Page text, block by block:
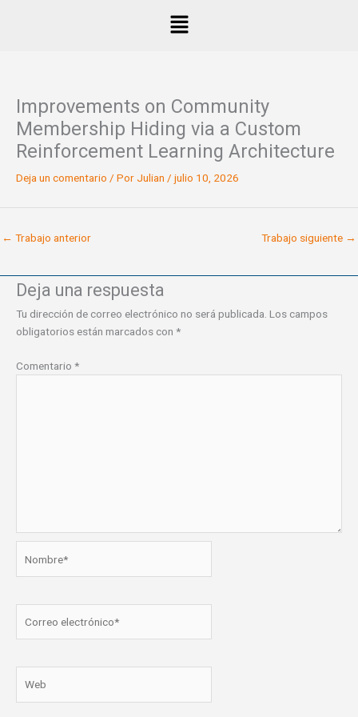
Menú
Improvements on Community
Membership Hiding via a Custom
Reinforcement Learning Architecture
Deja un comentario / Por Julian / julio 10, 2026
← Trabajo anterior Trabajo siguiente →
Deja una respuesta
Tu dirección de correo electrónico no será publicada. Los campos
obligatorios están marcados con *
Comentario *
electrónico*